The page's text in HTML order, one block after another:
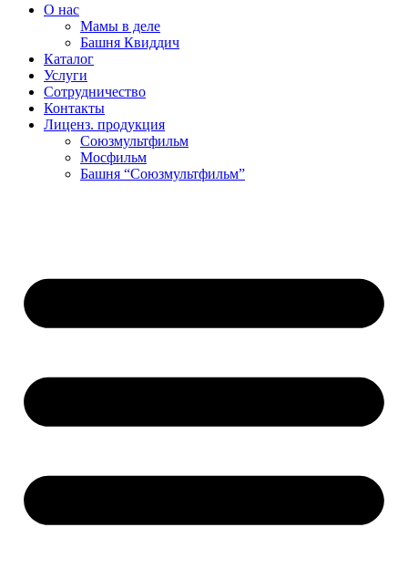
О нас
Мамы в деле
Башня Квиддич
Каталог
Услуги
Сотрудничество
Контакты
Лиценз. продукция
Союзмультфильм
Мосфильм
Башня “Союзмультфильм”